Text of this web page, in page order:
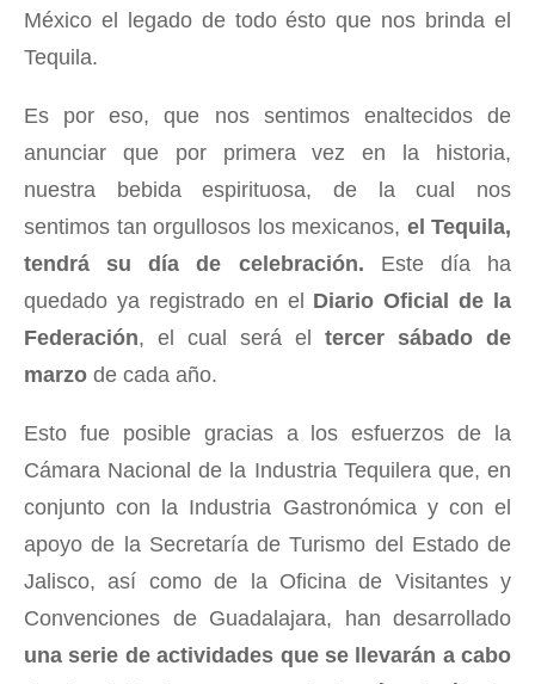
México el legado de todo ésto que nos brinda el
Tequila.
Es por eso, que nos sentimos enaltecidos de
anunciar que por primera vez en la historia,
nuestra bebida espirituosa, de la cual nos
sentimos tan orgullosos los mexicanos, el Tequila,
tendrá su día de celebración. Este día ha
quedado ya registrado en el Diario Oficial de la
Federación, el cual será el
tercer sábado de
marzo de cada año.
Esto fue posible gracias a los esfuerzos de la
Cámara Nacional de la Industria Tequilera que, en
conjunto con la Industria Gastronómica y con el
apoyo de la Secretaría de Turismo del Estado de
Jalisco, así como de la Oficina de Visitantes y
Convenciones de Guadalajara, han desarrollado
una serie de actividades que se llevarán a cabo